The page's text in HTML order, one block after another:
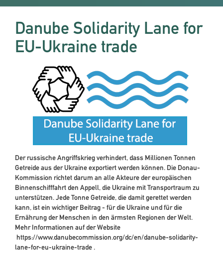
Danube Solidarity Lane for
EU-Ukraine trade
Der russische Angriffskrieg verhindert, dass Millionen Tonnen
Getreide aus der Ukraine exportiert werden können. Die Donau-
Kommission richtet darum an alle Akteure der europäischen
Binnenschifffahrt den Appell, die Ukraine mit Transportraum zu
unterstützen. Jede Tonne Getreide, die damit gerettet werden
kann, ist ein wichtiger Beitrag - für die Ukraine und für die
Ernährung der Menschen in den ärmsten Regionen der Welt.
Mehr Informationen auf der Website
https://www.danubecommission.org/dc/en/danube-solidarity-
lane-for-eu-ukraine-trade .